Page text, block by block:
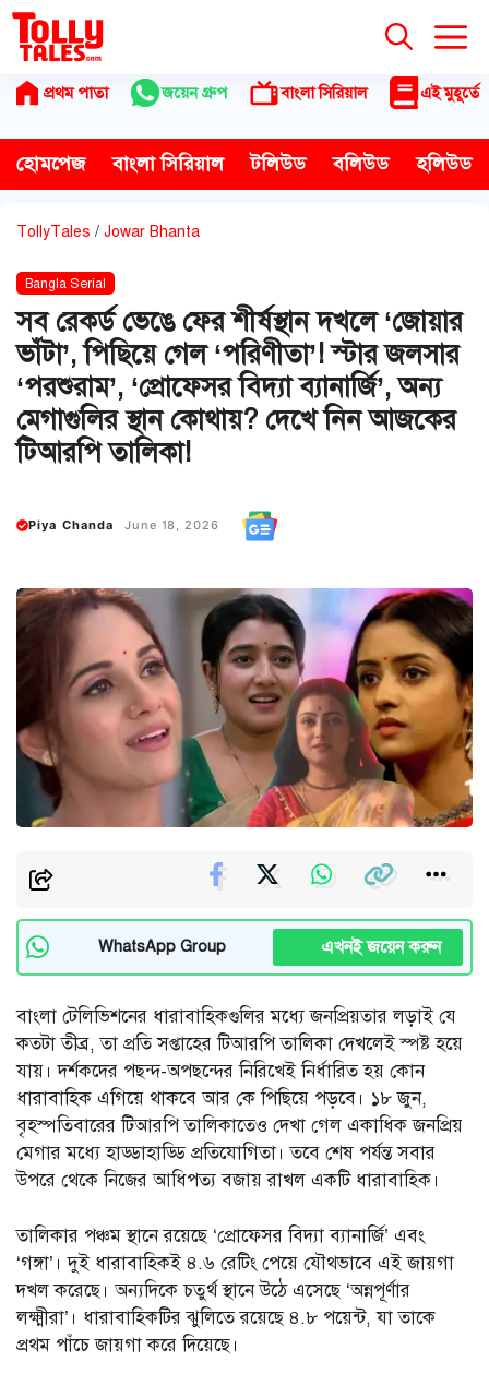
Skip
content
প্রথম পাতা জয়েন গ্রুপ বাংলা সিরিয়াল এই মুহূর্তে
হোমপেজ বাংলা সিরিয়াল টলিউড বলিউড হলিউড
TollyTales / Jowar Bhanta
Bangla Serial
সব রেকর্ড ভেঙে ফের শীর্ষস্থান দখলে ‘জোয়ার
ভাঁটা’, পিছিয়ে গেল ‘পরিণীতা’! স্টার জলসার
‘পরশুরাম’, ‘প্রোফেসর বিদ্যা ব্যানার্জি’, অন্য
মেগাগুলির স্থান কোথায়? দেখে নিন আজকের
টিআরপি তালিকা!
Piya Chanda June 18, 2026
WhatsApp Group এখনই জয়েন করুন
বাংলা টেলিভিশনের ধারাবাহিকগুলির মধ্যে জনপ্রিয়তার লড়াই যে
কতটা তীব্র, তা প্রতি সপ্তাহের টিআরপি তালিকা দেখলেই স্পষ্ট হয়ে
যায়। দর্শকদের পছন্দ-অপছন্দের নিরিখেই নির্ধারিত হয় কোন
ধারাবাহিক এগিয়ে থাকবে আর কে পিছিয়ে পড়বে। ১৮ জুন,
বৃহস্পতিবারের টিআরপি তালিকাতেও দেখা গেল একাধিক জনপ্রিয়
মেগার মধ্যে হাড্ডাহাড্ডি প্রতিযোগিতা। তবে শেষ পর্যন্ত সবার
উপরে থেকে নিজের আধিপত্য বজায় রাখল একটি ধারাবাহিক।
তালিকার পঞ্চম স্থানে রয়েছে ‘প্রোফেসর বিদ্যা ব্যানার্জি’ এবং
‘গঙ্গা’। দুই ধারাবাহিকই ৪.৬ রেটিং পেয়ে যৌথভাবে এই জায়গা
দখল করেছে। অন্যদিকে চতুর্থ স্থানে উঠে এসেছে ‘অন্নপূর্ণার
লক্ষ্মীরা’। ধারাবাহিকটির ঝুলিতে রয়েছে ৪.৮ পয়েন্ট, যা তাকে
প্রথম পাঁচে জায়গা করে দিয়েছে।